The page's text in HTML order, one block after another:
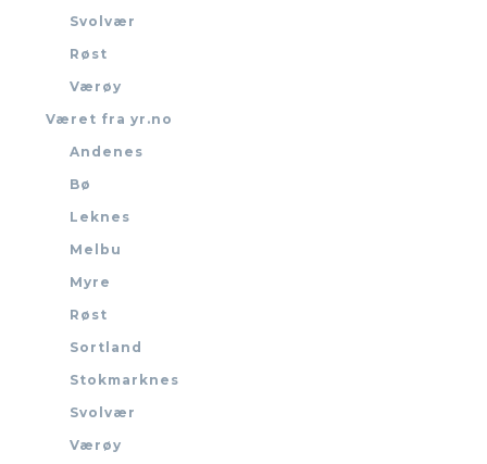
Svolvær
Røst
Værøy
Været fra yr.no
Andenes
Bø
Leknes
Melbu
Myre
Røst
Sortland
Stokmarknes
Svolvær
Værøy